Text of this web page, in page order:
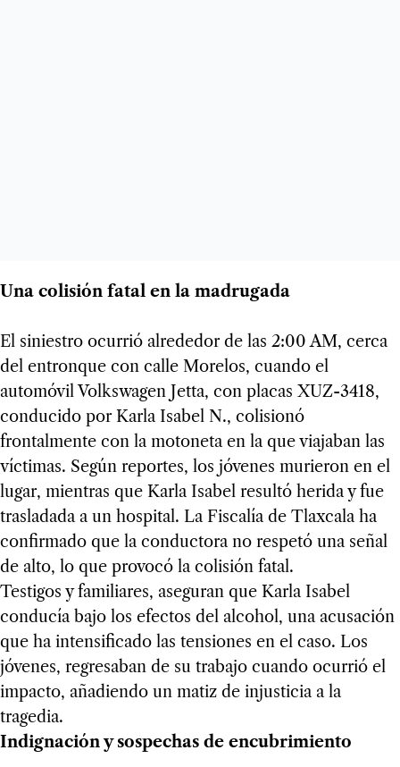
Una colisión fatal en la madrugada
El siniestro ocurrió alrededor de las 2:00 AM, cerca
del entronque con calle Morelos, cuando el
automóvil Volkswagen Jetta, con placas XUZ-3418,
conducido por Karla Isabel N., colisionó
frontalmente con la motoneta en la que viajaban las
víctimas. Según reportes, los jóvenes murieron en el
lugar, mientras que Karla Isabel resultó herida y fue
trasladada a un hospital. La Fiscalía de Tlaxcala ha
confirmado que la conductora no respetó una señal
de alto, lo que provocó la colisión fatal.
Testigos y familiares, aseguran que Karla Isabel
conducía bajo los efectos del alcohol, una acusación
que ha intensificado las tensiones en el caso. Los
jóvenes, regresaban de su trabajo cuando ocurrió el
impacto, añadiendo un matiz de injusticia a la
tragedia.
Indignación y sospechas de encubrimiento